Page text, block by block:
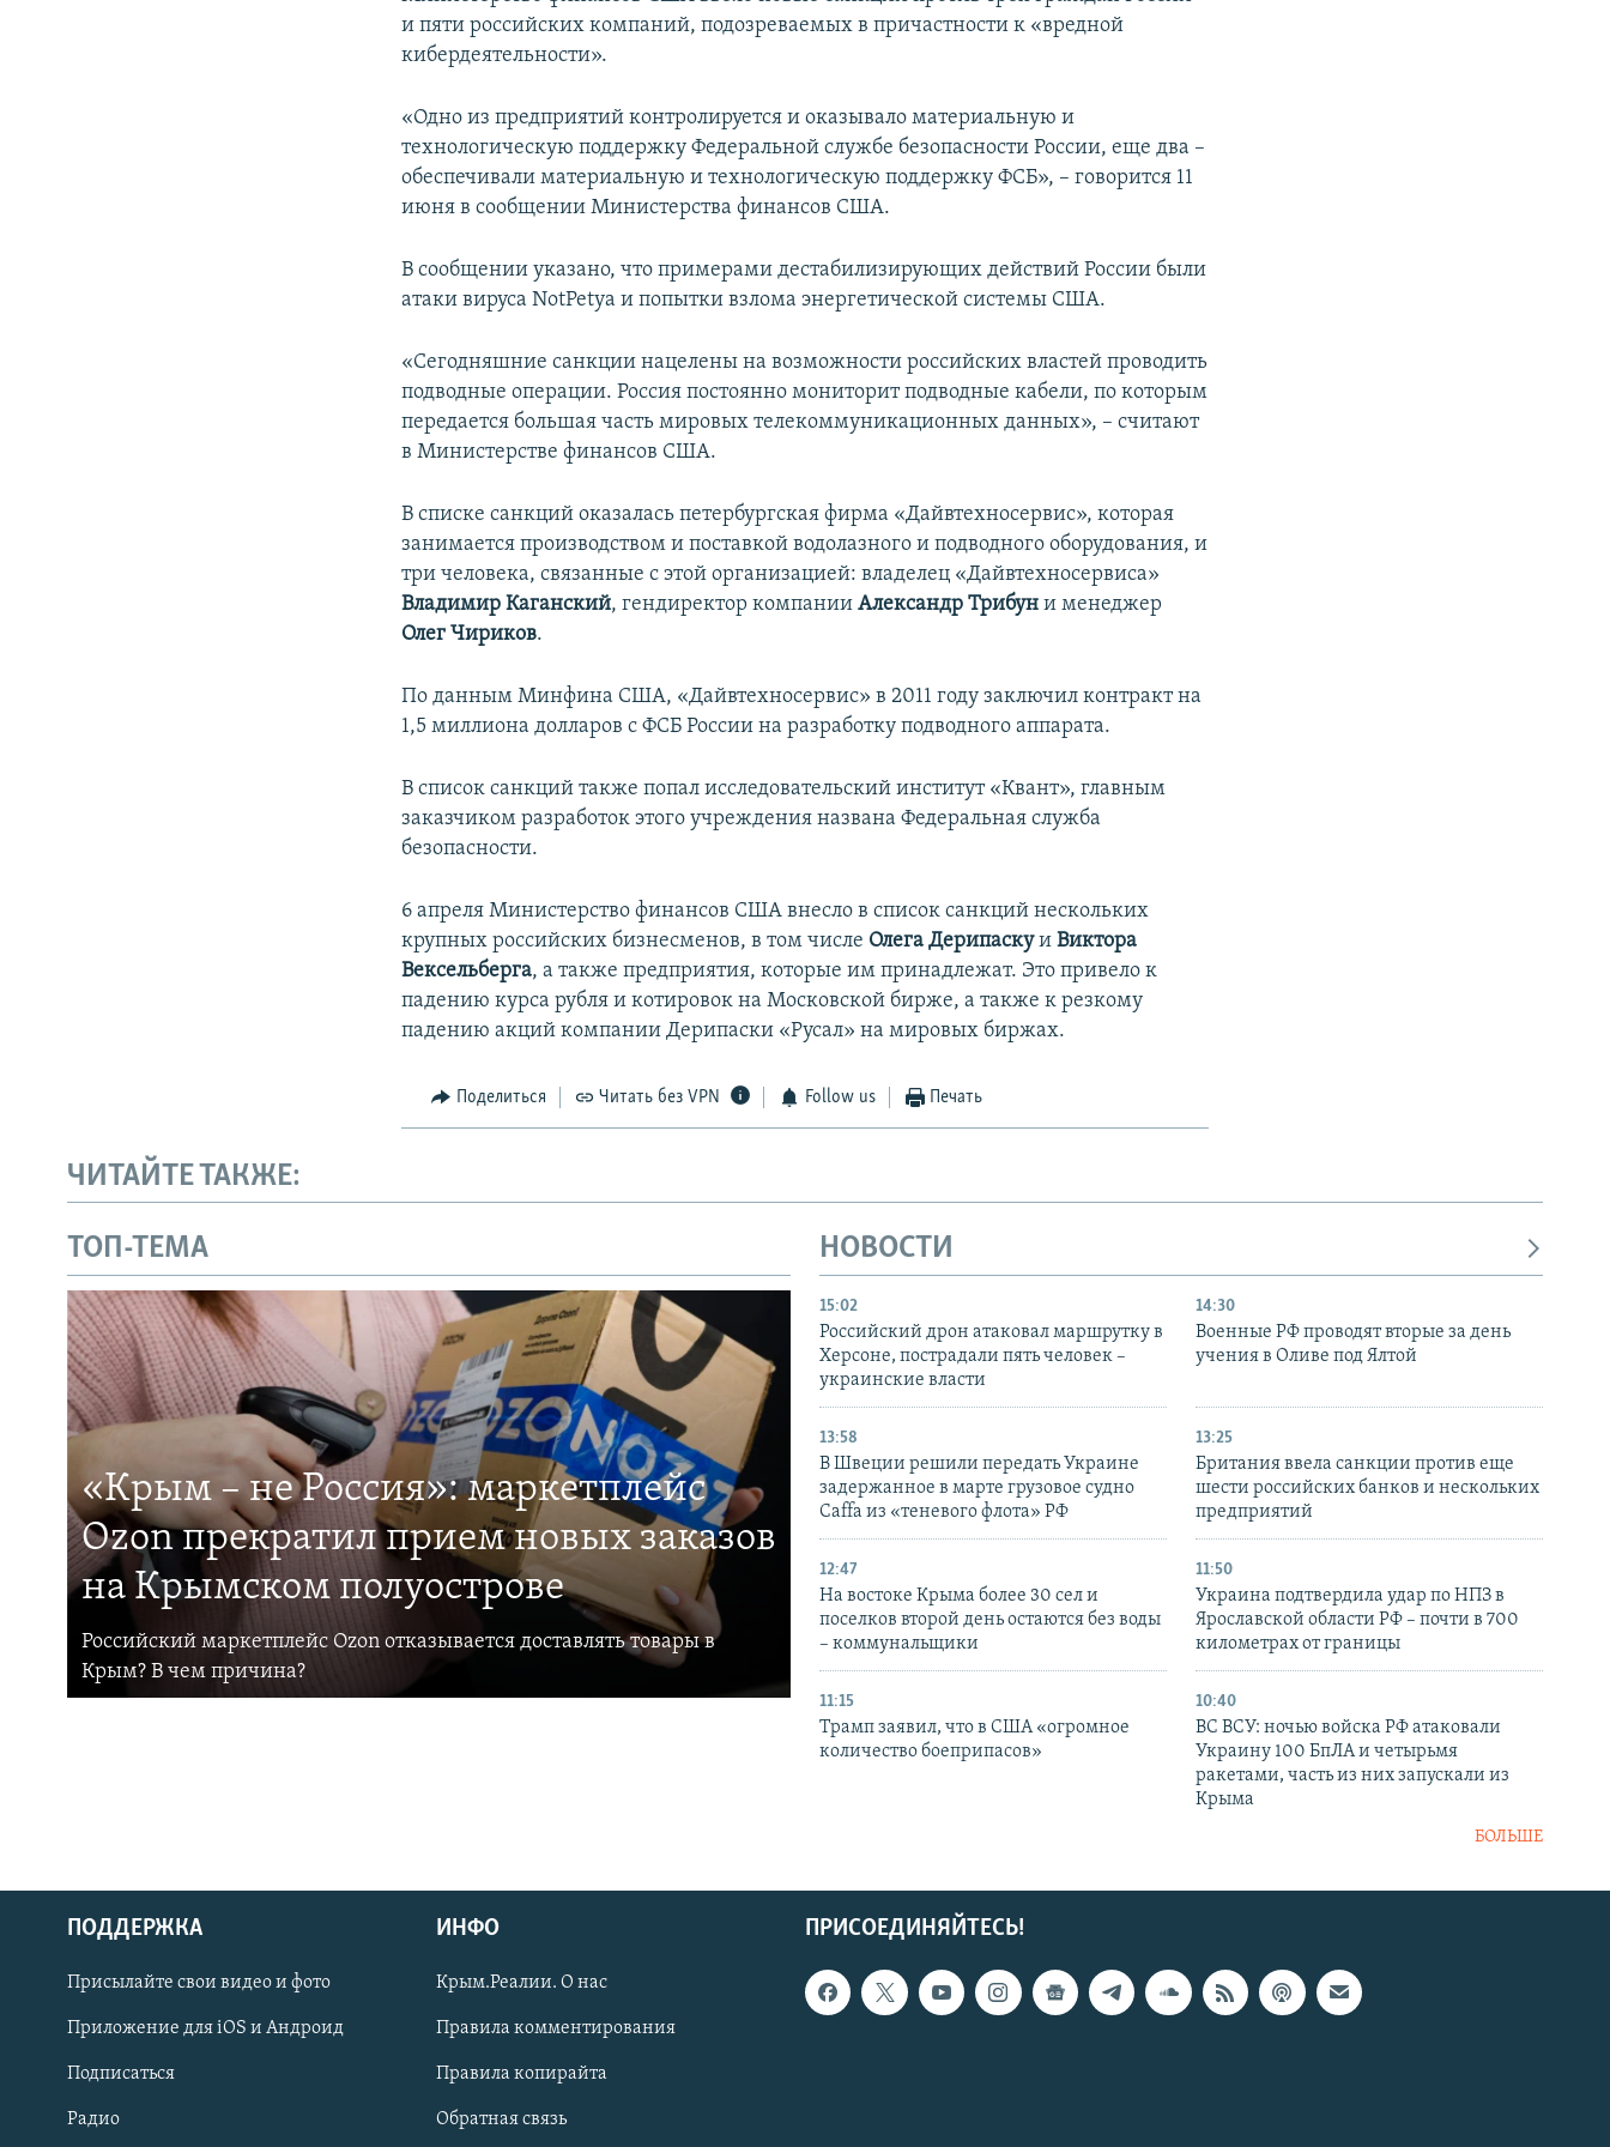
Українською
Qırımtatar
ПРИСОЕДИНЯЙТЕСЬ!
и пяти российских компаний, подозреваемых в причастности к «вредной
кибердеятельности».
«Одно из предприятий контролируется и оказывало материальную и
технологическую поддержку Федеральной службе безопасности России, еще два –
обеспечивали материальную и технологическую поддержку ФСБ», – говорится 11
июня в сообщении Министерства финансов США.
В сообщении указано, что примерами дестабилизирующих действий России были
атаки вируса NotPetya и попытки взлома энергетической системы США.
«Сегодняшние санкции нацелены на возможности российских властей проводить
подводные операции. Россия постоянно мониторит подводные кабели, по которым
передается большая часть мировых телекоммуникационных данных», – считают
в Министерстве финансов США.
В списке санкций оказалась петербургская фирма «Дайвтехносервис», которая
занимается производством и поставкой водолазного и подводного оборудования, и
три человека, связанные с этой организацией: владелец «Дайвтехносервиса»
Владимир Каганский, гендиректор компанииАлександр Трибун и менеджер
Олег Чириков.
По данным Минфина США, «Дайвтехносервис» в 2011 году заключил контракт на
1,5 миллиона долларов с ФСБ России на разработку подводного аппарата.
В список санкций также попал исследовательский институт «Квант», главным
заказчиком разработок этого учреждения названа Федеральная служба
безопасности.
6 апреля Министерство финансов США внесло в список санкций нескольких
крупных российских бизнесменов, в том числе Олега ДерипаскуиВиктора
Вексельберга, а также предприятия, которые им принадлежат. Это привело к
падению курса рубля и котировок на Московской бирже, а также к резкому
падению акций компании Дерипаски «Русал» на мировых биржах.
Поделиться Читать без VPN Follow us Печать
ЧИТАЙТЕ ТАКЖЕ:
ТОП-ТЕМА
«Крым – не Россия»: маркетплейс
Ozon прекратил прием новых заказов
на Крымском полуострове
Российский маркетплейс Ozon отказывается доставлять товары в
Крым? В чем причина?
НОВОСТИ
15:02
Российский дрон атаковал маршрутку в
Херсоне, пострадали пять человек –
украинские власти
14:30
Военные РФ проводят вторые за день
учения в Оливе под Ялтой
13:58
В Швеции решили передать Украине
задержанное в марте грузовое судно
Caffa из «теневого флота» РФ
13:25
Британия ввела санкции против еще
шести российских банков и нескольких
предприятий
12:47
На востоке Крыма более 30 сел и
поселков второй день остаются без воды
– коммунальщики
11:50
Украина подтвердила удар по НПЗ в
Ярославской области РФ – почти в 700
километрах от границы
11:15
Трамп заявил, что в США «огромное
количество боеприпасов»
10:40
ВС ВСУ: ночью войска РФ атаковали
Украину 100 БпЛА и четырьмя
ракетами, часть из них запускали из
Крыма
БОЛЬШЕ
ПРИСОЕДИНЯЙТЕСЬ!
ПОДДЕРЖКА
Присылайте свои видео и фото
Приложение для iOS и Андроид
Подписаться
Радио
ИНФО
Крым.Реалии. О нас
Правила комментирования
Правила копирайта
Обратная связь